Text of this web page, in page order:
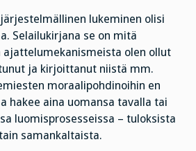
lukeminen olisi
Selailukirjana se on mitä
ajattelumekanismeista olen ollut
ja kirjoittanut niistä mm.
moraalipohdinoihin en
hakee aina uomansa tavalla tai
luomisprosesseissa – tuloksista
samankaltaista.